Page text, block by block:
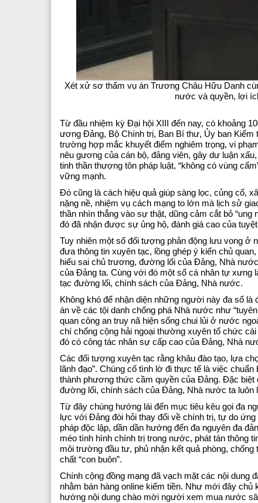
Xét xử sơ thẩm vụ án Trương Châu Hữu Danh
nước và quyền, lợi
Từ đầu nhiệm kỳ Đại hội XIII đến nay, có khoảng
ương Đảng, Bộ Chính trị, Ban Bí thư, Ủy ban Kiểm
trường hợp mắc khuyết điểm nghiêm trọng, vi
nêu gương của cán bộ, đảng viên, gây dư luận
tinh thần thượng tôn pháp luật, “không có vùng
vững mạnh.
Đó cũng là cách hiệu quả giúp sàng lọc, củng cố,
nặng nề, nhiệm vụ cách mạng to lớn mà lịch sử
thần nhìn thẳng vào sự thật, dũng cảm cắt bỏ “ung
đó đã nhận được sự ủng hộ, đánh giá cao của
Tuy nhiên một số đối tượng phản động lưu vong
đưa thông tin xuyên tạc, lồng ghép ý kiến chủ
hiểu sai chủ trương, đường lối của Đảng, Nhà
của Đảng ta. Cùng với đó một số cá nhân tự xưng
tạc đường lối, chính sách của Đảng, Nhà nước.
Không khó để nhận diện những người này đa số
án về các tội danh chống phá Nhà nước như
quan công an truy nã hiện sống chui lủi ở nước
chí chống cộng hải ngoại thường xuyên tổ chức
đó có công tác nhân sự cấp cao của Đảng, Nhà
Các đối tượng xuyên tạc rằng khâu đào tạo, lựa
lãnh đạo”. Chúng cố tình lờ đi thực tế là việc
thành phương thức cầm quyền của Đảng. Đặc
đường lối, chính sách của Đảng, Nhà nước ta luôn
Từ đây chúng hướng lái đến mục tiêu kêu gọi đa
lực với Đảng đòi hỏi thay đổi về chính trị, tự do
pháp độc lập, dần dần hướng đến đa nguyên đa
méo tình hình chính trị trong nước, phát tán thông
môi trường đầu tư, phủ nhận kết quả phòng,
chất “con buôn”.
Chính cộng đồng mạng đã vạch mặt các nội dung
nhằm bán hàng online kiếm tiền. Như mới đây chủ
hướng nội dung chào mời người xem mua nước